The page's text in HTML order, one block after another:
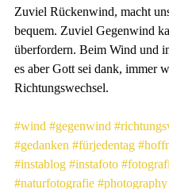
Zuviel Rückenwind, macht
bequem. Zuviel Gegenwind
überfordern. Beim Wind und
es aber Gott sei dank, immer
Richtungswechsel.
#wind #gegenwind
#gedanken #fürjedentag
#instablog #instafoto
#naturfotografie #photography